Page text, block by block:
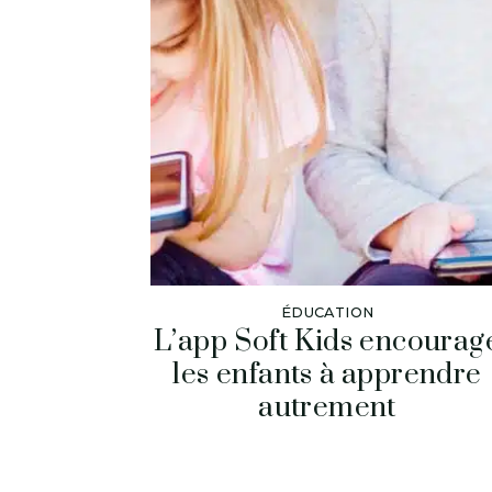
ÉDUCATION
L’app Soft Kids
les enfants à apprendre
autrement